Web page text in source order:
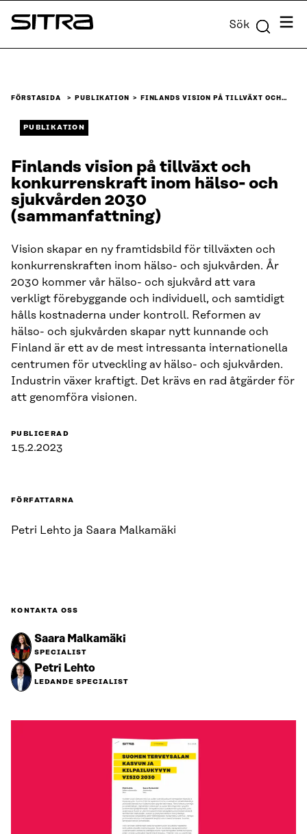
Skip to
content
Sitra Sök Meny
FÖRSTASIDA PUBLIKATION FINLANDS VISION PÅ TILLVÄXT OCH…
PUBLIKATION
Finlands vision på tillväxt och
konkurrenskraft inom hälso- och
sjukvården 2030
(sammanfattning)
Vision skapar en ny framtidsbild för tillväxten och
konkurrenskraften inom hälso- och sjukvården. År
2030 kommer vår hälso- och sjukvård att vara
verkligt förebyggande och individuell, och samtidigt
hålls kostnaderna under kontroll. Reformen av
hälso- och sjukvården skapar nytt kunnande och
Finland är ett av de mest intressanta internationella
centrumen för utveckling av hälso- och sjukvården.
Industrin växer kraftigt. Det krävs en rad åtgärder för
att genomföra visionen.
PUBLICERAD
15.2.2023
FÖRFATTARNA
Petri Lehto ja Saara Malkamäki
KONTAKTA OSS
Saara Malkamäki
SPECIALIST
Petri Lehto
LEDANDE SPECIALIST